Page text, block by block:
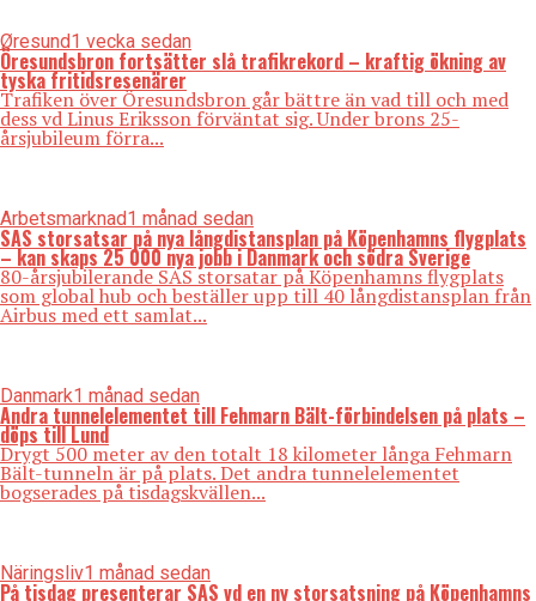
Øresund1 vecka sedan
Öresundsbron fortsätter slå trafikrekord – kraftig ökning av
tyska fritidsresenärer
Trafiken över Öresundsbron går bättre än vad till och med
dess vd Linus Eriksson förväntat sig. Under brons 25-
årsjubileum förra...
Arbetsmarknad1 månad sedan
SAS storsatsar på nya långdistansplan på Köpenhamns flygplats
– kan skaps 25 000 nya jobb i Danmark och södra Sverige
80-årsjubilerande SAS storsatar på Köpenhamns flygplats
som global hub och beställer upp till 40 långdistansplan från
Airbus med ett samlat...
Danmark1 månad sedan
Andra tunnelelementet till Fehmarn Bält-förbindelsen på plats –
döps till Lund
Drygt 500 meter av den totalt 18 kilometer långa Fehmarn
Bält-tunneln är på plats. Det andra tunnelelementet
bogserades på tisdagskvällen...
Näringsliv1 månad sedan
På tisdag presenterar SAS vd en ny storsatsning på Köpenhamns